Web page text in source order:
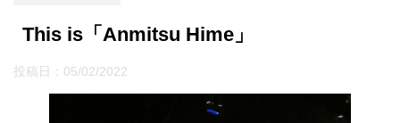
This is「Anmitsu Hime」
投稿日： 05/02/2022